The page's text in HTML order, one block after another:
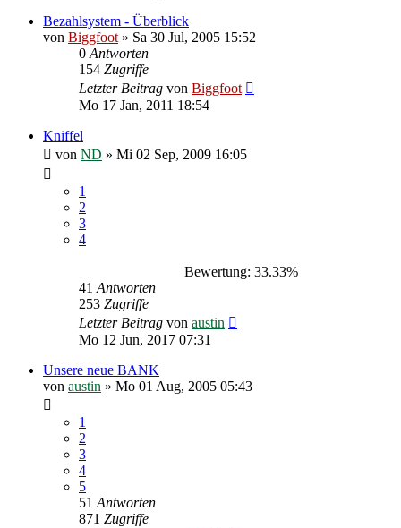
Bezahlsystem - Überblick
von Biggfoot» Sa 30 Jul, 2005 15:52
0Antworten
154 Zugriffe
Letzter Beitrag von Biggfoot
Mo 17 Jan, 2011 18:54
Kniffel
von ND » Mi 02 Sep, 2009 16:05
1
2
3
4
Bewertung: 33.33%
41Antworten
253 Zugriffe
Letzter Beitrag von austin
Mo 12 Jun, 2017 07:31
Unsere neue BANK
von austin » Mo 01 Aug, 2005 05:43
1
2
3
4
5
51Antworten
871 Zugriffe